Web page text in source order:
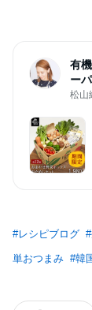
有
ー
松山
#レシピブログ #
単おつまみ #韓